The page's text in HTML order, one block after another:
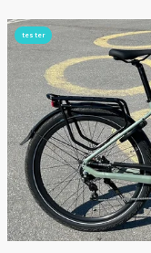
tester